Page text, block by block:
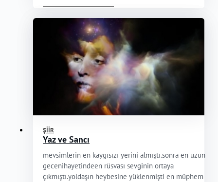
ŞIIR
Yaz ve Sancı
mevsimlerin en kaygısızı yerini almıştı.sonra en uzun
gecenihayetindeen rüsvası sevginin ortaya
çıkmıştı.yoldaşın heybesine yüklenmişti en müphem